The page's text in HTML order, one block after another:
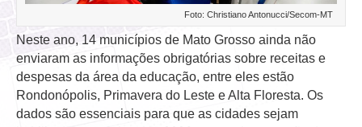
Foto: Christiano Antonucci/Secom-MT
Neste ano, 14 municípios de Mato Grosso ainda não
enviaram as informações obrigatórias sobre receitas e
despesas da área da educação, entre eles estão
Rondonópolis, Primavera do Leste e Alta Floresta. Os
dados são essenciais para que as cidades sejam